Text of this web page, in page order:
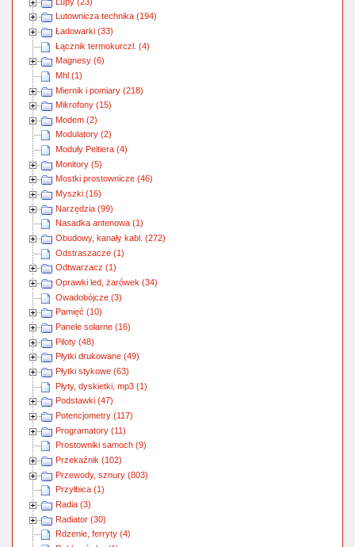
Lutownicza technika (194)
Ładowarki (33)
Łącznik termokurczl. (4)
Magnesy (6)
Mhl (1)
Miernik i pomiary (218)
Mikrofony (15)
Modem (2)
Modulatory (2)
Moduły Peltiera (4)
Monitory (5)
Mostki prostownicze (46)
Myszki (16)
Narzędzia (99)
Nasadka antenowa (1)
Obudowy, kanały kabl. (272)
Odstraszacze (1)
Odtwarzacz (1)
Oprawki led, żarówek (34)
Owadobójcze (3)
Pamięć (10)
Panele solarne (16)
Piloty (48)
Płytki drukowane (49)
Płytki stykowe (63)
Płyty, dyskietki, mp3 (1)
Podstawki (47)
Potencjometry (117)
Programatory (11)
Prostowniki samoch (9)
Przekaźnik (102)
Przewody, sznury (803)
Przyłbica (1)
Radia (3)
Radiator (30)
Rdzenie, ferryty (4)